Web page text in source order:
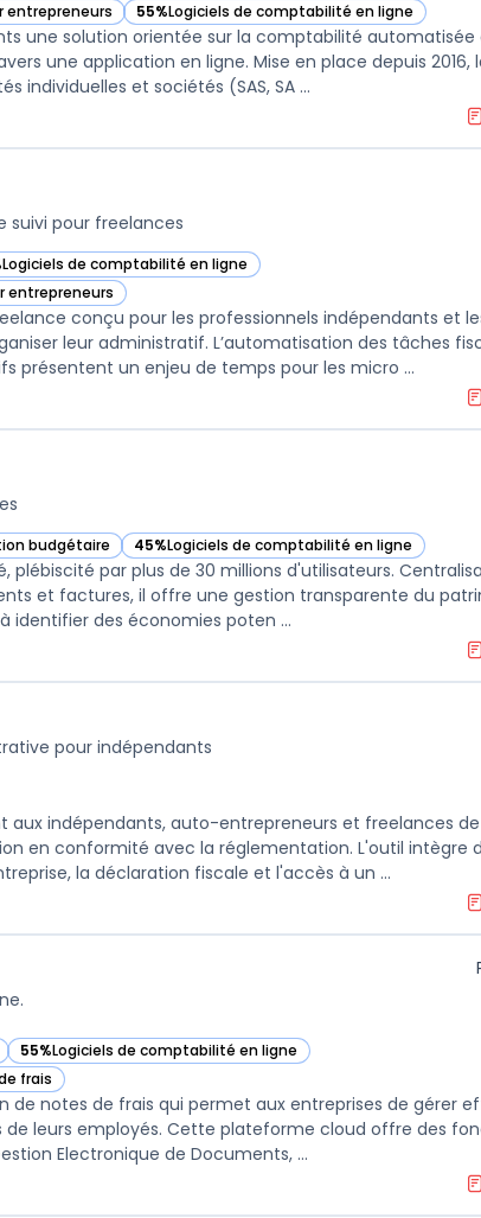
entrepreneurs 55%Logiciels de comptabilité en ligne
— voir Indy dans cette catégorie
une solution orientée sur la comptabilité automatisée
une application en ligne. Mise en place depuis
individuelles et sociétés (SAS, SA ...
pour freelances
Logiciels de comptabilité en ligne
Freebe dans cette catégorie
entrepreneurs
conçu pour les professionnels indépendants et
leur administratif. L’automatisation des tâches
présentent un enjeu de temps pour les micro ...
budgétaire 45%Logiciels de comptabilité en ligne
— voir Mint.com dans cette catégorie
plébiscité par plus de 30 millions d'utilisateurs.
et factures, il offre une gestion transparente du
identifier des économies poten ...
pour indépendants
indépendants, auto-entrepreneurs et freelances
en conformité avec la réglementation. L'outil intègre
fonctionnalités facilitant la création d'entreprise, la déclaration fiscale et l'accès à un ...
55%Logiciels de comptabilité en ligne
— voir Zoho Expense dans cette catégorie
frais
de notes de frais qui permet aux entreprises de gérer
leurs employés. Cette plateforme cloud offre des
que la numérisation de reçus, la GED - Gestion Electronique de Documents, ...